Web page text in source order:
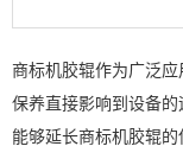
商标机胶辊作为广泛
保养直接影响到设备
能够延长商标机胶辊